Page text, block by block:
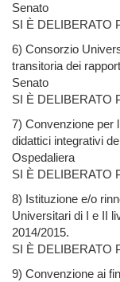
Senato
SI È DELIBERATO
6) Consorzio
transitoria dei
Senato
SI È DELIBERATO
7) Convenzione per
didattici integrativi
Ospedaliera
SI È DELIBERATO
8) Istituzione e/o
Universitari di I e II
2014/2015.
SI È DELIBERATO
9) Convenzione ai